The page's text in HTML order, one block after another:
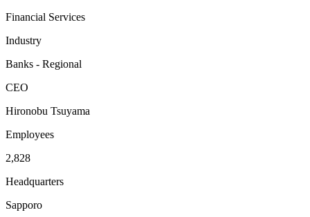
Financial Services
Industry
Banks - Regional
CEO
Hironobu Tsuyama
Employees
2,828
Headquarters
Sapporo